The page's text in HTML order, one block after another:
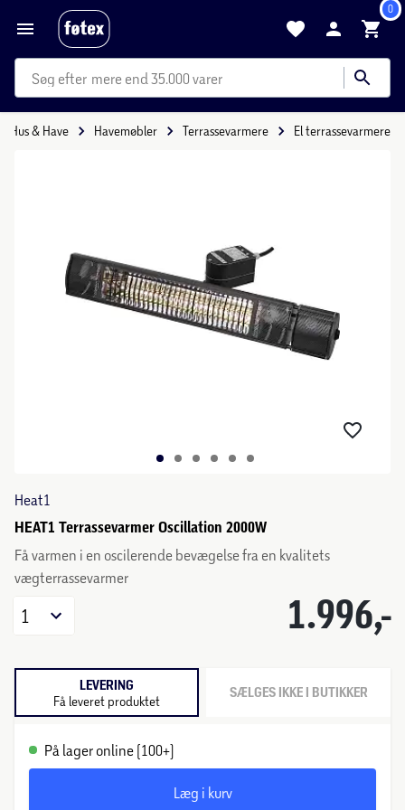
0
mere end 35.000 varer
Hus & Have Havemøbler Terrassevarmere El terrassevarmere
Heat1
HEAT1 Terrassevarmer Oscillation 2000W
Få varmen i en oscilerende bevægelse fra en kvalitets
vægterrassevarmer
1.996,-
1
LEVERING
Få leveret produktet SÆLGES IKKE I BUTIKKER
På lager online (100+)
Læg i kurv